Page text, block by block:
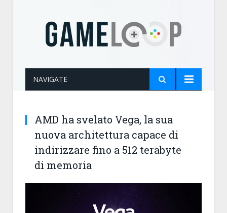
NAVIGATE
AMD ha svelato Vega, la sua
nuova architettura capace di
indirizzare fino a 512 terabyte
di memoria